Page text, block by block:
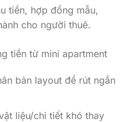
tiền, hợp đồng mẫu,
cho người thuê.
tiền từ mini apartment
bản layout để rút ngắn
liệu/chi tiết khó thay